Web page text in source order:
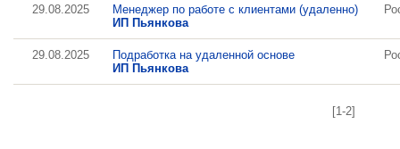
29.08.2025
Менеджер по работе с клиентами (удаленно)
ИП Пьянкова
29.08.2025
Подработка на удаленной основе
ИП Пьянкова
[1-2]